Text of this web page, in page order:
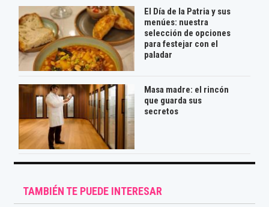
El Día de la Patria y sus
menúes: nuestra
selección de opciones
para festejar con el
paladar
Masa madre: el rincón
que guarda sus
secretos
TAMBIÉN TE PUEDE INTERESAR